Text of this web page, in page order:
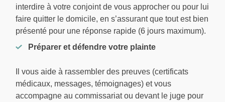
interdire à votre conjoint de vous approcher ou pour lui
faire quitter le domicile, en s’assurant que tout est bien
présenté pour une réponse rapide (6 jours maximum).
Préparer et défendre votre plainte
Il vous aide à rassembler des preuves (certificats
médicaux, messages, témoignages) et vous
accompagne au commissariat ou devant le juge pour